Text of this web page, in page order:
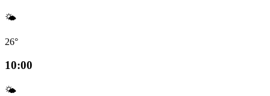
🌤️
26°
10:00
🌤️